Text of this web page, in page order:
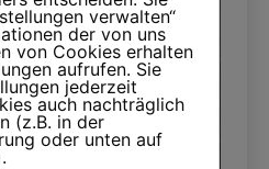
verwalten“
der von uns
von Cookies erhalten
aufrufen. Sie
jederzeit
auch nachträglich
(z.B. in der
oder unten auf